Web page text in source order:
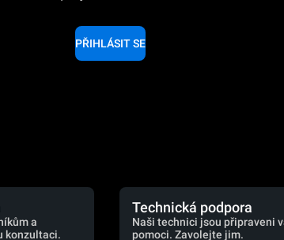
PŘIHLÁSIT SE
a
konzultaci.
Technická podpora
Naši technici jsou připraveni
pomoci. Zavolejte jim.